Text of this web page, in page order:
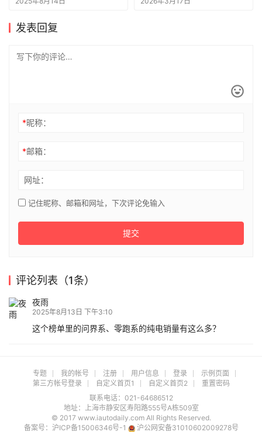
发表回复
*昵称：
*邮箱：
网址：
记住昵称、邮箱和网址，下次评论免输入
提交
评论列表（1条）
夜雨
2025年8月13日 下午3:10
这个榜单里的问界系、零跑系的纯电销量有这么多？
专题 我的帐号 注册 用户信息 登录
示例页面
第三方帐号登录
自定义首页1 自定义首页2
重置密码
联系电话：021-64686512
地址：上海市静安区寿阳路555号A栋509室
© 2017 www.iautodaily.com All Rights Reserved.
备案号： 沪ICP备15006346号-1 沪公网安备31010602009278号